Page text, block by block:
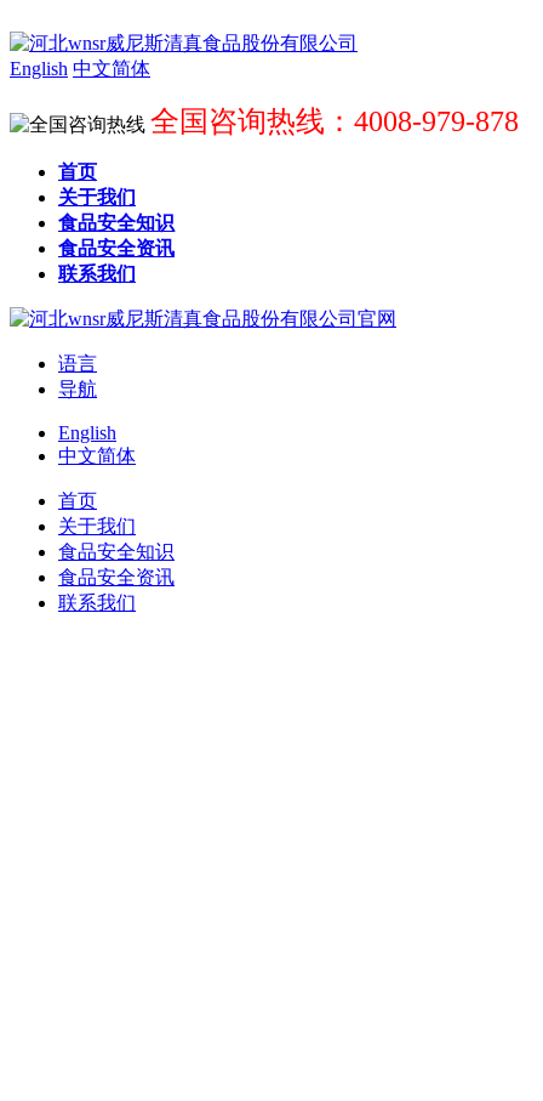
English 中文简体
全国咨询热线：4008-979-878
首页
关于我们
食品安全知识
食品安全资讯
联系我们
语言
导航
English
中文简体
首页
关于我们
食品安全知识
食品安全资讯
联系我们